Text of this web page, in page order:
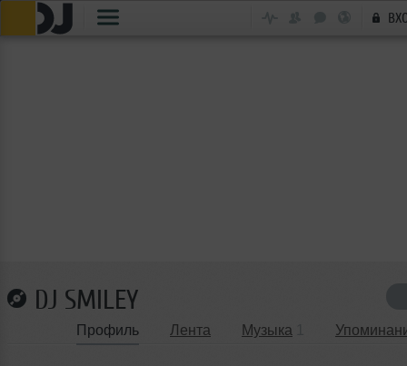
DJ SMILEY
Профиль Лента Музыка